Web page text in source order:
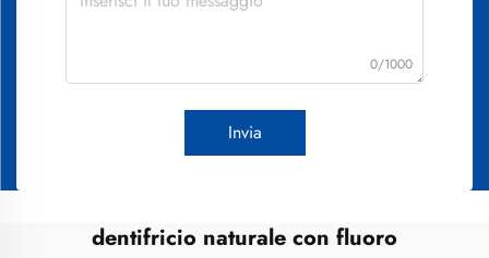
0/1000
Invia
dentifricio naturale con fluoro